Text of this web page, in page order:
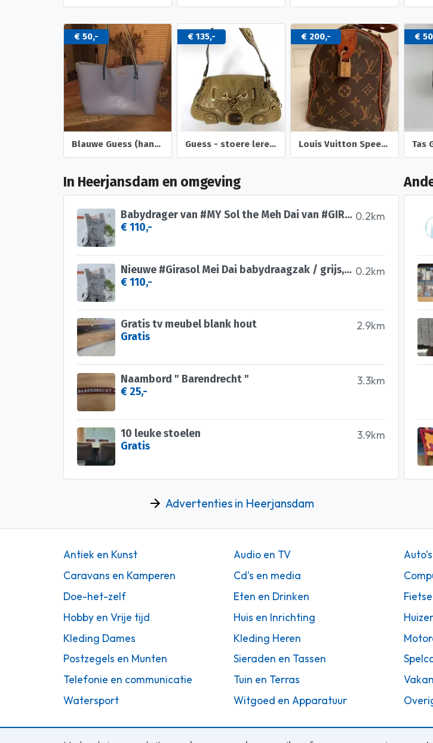
€ 50,-
Blauwe Guess (hand) tas.
€ 135,-
Guess - stoere leren dames tas, kaki groen
€ 200,-
Louis Vuitton Speedy 25 tas
€
In Heerjansdam en omgeving
0.2km
Babydrager van #MY Sol the Meh Dai van #GIRASOL, grijs
€ 110,-
0.2km
Nieuwe #Girasol Mei Dai babydraagzak / grijs, zwart
€ 110,-
2.9km
Gratis tv meubel blank hout
Gratis
3.3km
Naambord " Barendrecht "
€ 25,-
3.9km
10 leuke stoelen
Gratis
Advertenties in Heerjansdam
Antiek en Kunst Audio en TV
Caravans en Kamperen
Cd's en media
Doe-het-zelf
Eten en Drinken
Hobby en Vrije tijd
Huis en Inrichting
Kleding Dames
Kleding Heren
Postzegels en Munten
Sieraden en Tassen
Telefonie en communicatie
Tuin en Terras
Watersport
Witgoed en Apparatuur